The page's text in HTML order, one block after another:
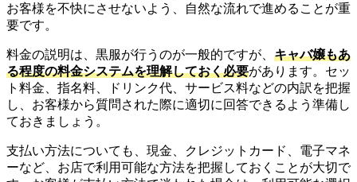
お客様を不快にさせないよう、自然な流れで進めることが重
要です。
料金の説明は、黒服が行うのが一般的ですが、 キャバ嬢もあ
る程度の料金システムを理解しておく必要があります。セッ
ト料金、指名料、ドリンク代、サービス料などの内訳を把握
し、お客様から質問された際に適切に回答できるよう準備し
ておきましょう。
支払い方法についても、現金、クレジットカード、電子マネ
ーなど、お店で利用可能な方法を把握しておくことが大切で